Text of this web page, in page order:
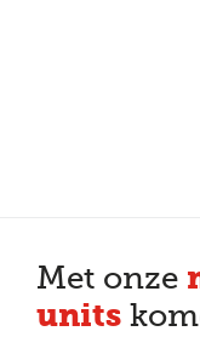
Met onze
units